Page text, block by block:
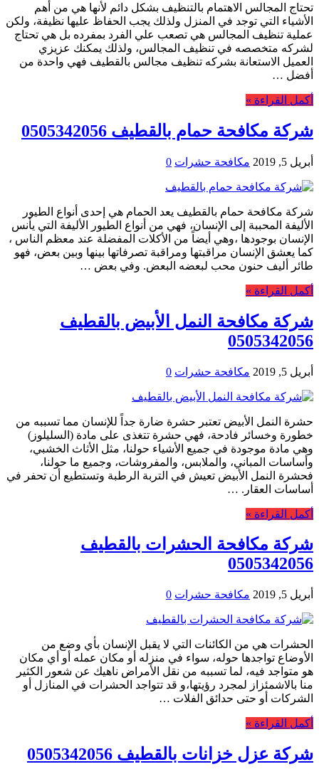
تحتاج المجالس الاهتمام بالتنظيف بشكل دائم لأنها هي من أهم
الأشياء التي توجد في المنزل ولذلك يجب الحفاظ عليها نظيفة، ولكن
عملية تنظيف المجالس هي تصعب علي الفرد بمفرده بل هي تحتاج
لشركه متخصصه في تنظيف المجالس، ولذلك يمكنك عزيزي
العميل الاستعانة بشركه تنظيف مجالس بالقطيف فهي واحدة من
أفضل …
أكمل القراءة »
شركة مكافحة حمام بالقطيف 0505342056
أبريل 5, 2019 مكافحة حشرات 0
شركة مكافحة حمام بالقطيف يعد الحمام هي إحدى أنواع الطيور
الأليفة المحببة إلى الإنسان، فهي من أنواع الطيور الأليفة التي يأنس
الإنسان بوجودها ،وهي أيضاً من الأكلات المفضلة عند معظم الناس ،
كما يعشق الإنسان مراقبتها ومراقبة تصرفاتها بينها وبين بعض، فهو
طائر أليف حنون محب لبعضه البعض. وفي بعض …
أكمل القراءة »
شركة مكافحة النمل الأبيض بالقطيف
0505342056
أبريل 5, 2019 مكافحة حشرات 0
حشرة النمل الأبيض تعتبر حشرة ضارة جداً للإنسان مما تسببه من
خطورة وخسائر فادحة، فهي حشرة تتغذى على مادة (السليلوز)
وهي مادة موجودة في جميع الأشياء حولنا، مثل الأثاث الخشبي،
وأساسات المباني، والملابس، والمفروشات، وجميع ما حولنا،
فحشرة النمل الأبيض تعيش في التربة الرطبة وتستطيع أن تحفر في
أساسات العقار. …
أكمل القراءة »
شركة مكافحة الحشرات بالقطيف
0505342056
أبريل 5, 2019 مكافحة حشرات 0
الحشرات هي من الكائنات التي لا يقبل الإنسان بأي وضع من
الأوضاع تواجدها حوله، سواء في منزله أو مكان عمله أو أي مكان
هو متواجد فيه، لما تسببه من نقل الأمراض ناهيك عن شعور الكثير
منا بالاشمئزاز لمجرد رؤيتها،و قد تتواجد الحشرات في المنازل أو
الشركات أو حتى حدائق الفلات …
أكمل القراءة »
شركة عزل خزانات بالقطيف 0505342056